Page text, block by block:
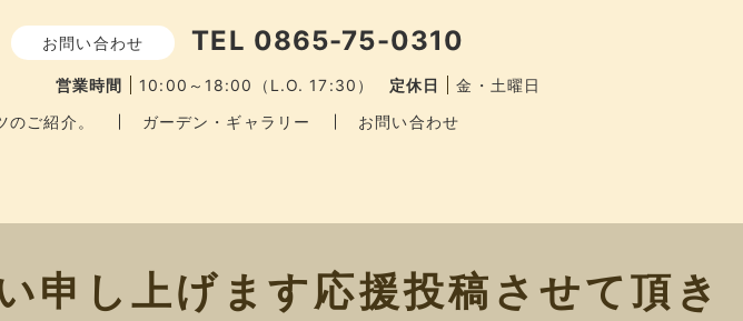
のご紹介。 ガーデン・ギャラリー お問い合わせ
お問い合わせ TEL 0865-75-0310
営業時間 10:00～18:00（L.O. 17:30） 定休日 金・土曜日
申し上げます応援投稿させて頂き